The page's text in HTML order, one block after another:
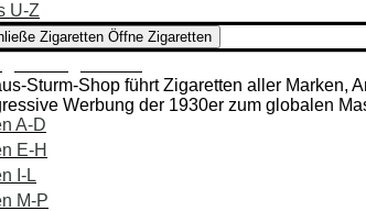
U-Z
Zigaretten Öffne Zigaretten
Sturm-Shop führt Zigaretten aller Marken,
Werbung der 1930er zum globalen
A-D
E-H
I-L
M-P